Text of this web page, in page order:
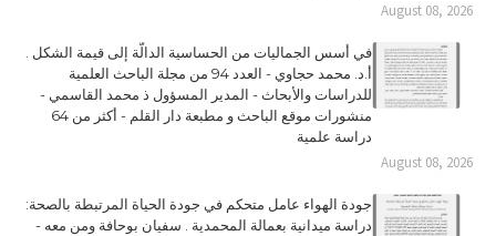
August 08, 2026
في أسس الجماليات من الحساسية الدالّة إلى قيمة الشكل .
أ.د. محمد حجاوي - العدد 94 من مجلة الباحث العلمية
للدراسات والأبحاث - المدير المسؤول ذ محمد القاسمي -
منشورات موقع الباحث و مطبعة دار القلم - أكثر من 64
دراسة علمية
August 08, 2026
جودة الهواء عامل متحكم في جودة الحياة المرتبطة بالصحة:
دراسة ميدانية بعمالة المحمدية . سفيان بوحافة ومن معه -